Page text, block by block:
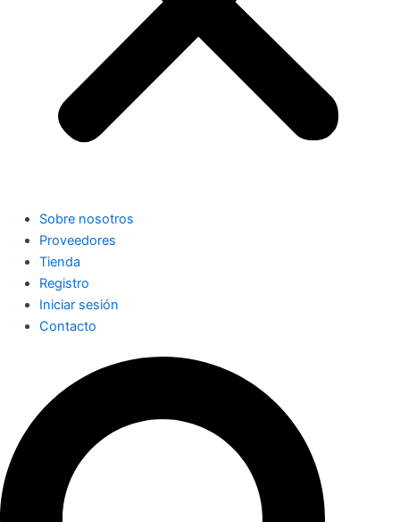
Sobre nosotros
Proveedores
Tienda
Registro
Iniciar sesión
Contacto